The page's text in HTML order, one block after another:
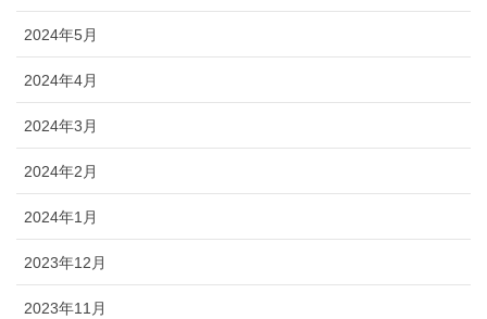
2024年5月
2024年4月
2024年3月
2024年2月
2024年1月
2023年12月
2023年11月